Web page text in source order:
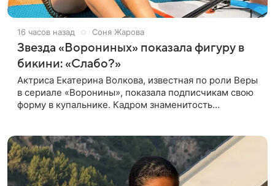
16 часов назад Соня Жарова
Звезда «Ворониных» показала фигуру в
бикини: «Слабо?»
Актриса Екатерина Волкова, известная по роли Веры
в сериале «Воронины», показала подписчикам свою
форму в купальнике. Кадром знаменитость